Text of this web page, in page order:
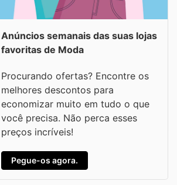
Anúncios semanais das suas lojas
favoritas de Moda
Procurando ofertas? Encontre os
melhores descontos para
economizar muito em tudo o que
você precisa. Não perca esses
preços incríveis!
Pegue-os agora.